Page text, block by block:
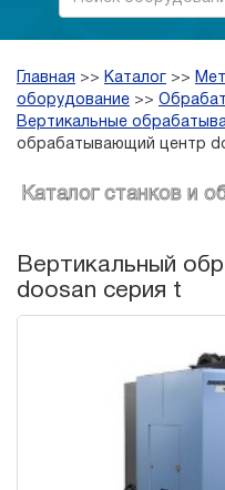
Главная >> Каталог >>
оборудование >>
Вертикальные
обрабатывающий центр
Каталог станков и
Вертикальный
doosan серия t